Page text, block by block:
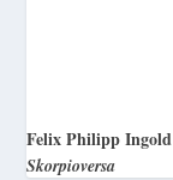
Felix Philipp Ingold
Skorpioversa